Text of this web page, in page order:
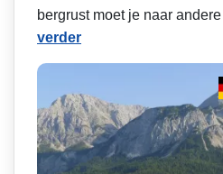
bergrust moet je naar
verder